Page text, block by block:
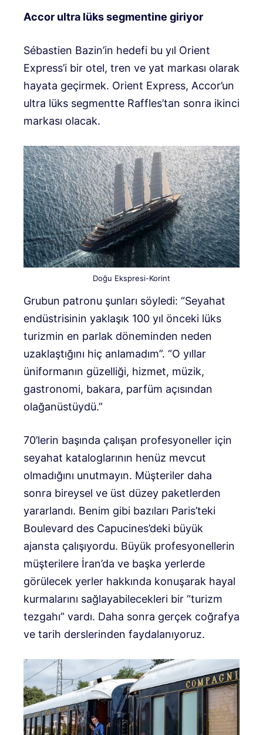
Accor ultra lüks segmentine giriyor
Sébastien Bazin’in hedefi bu yıl Orient
Express’i bir otel, tren ve yat markası olarak
hayata geçirmek. Orient Express, Accor’un
ultra lüks segmentte Raffles’tan sonra ikinci
markası olacak.
Doğu Ekspresi-Korint
Grubun patronu şunları söyledi: “Seyahat
endüstrisinin yaklaşık 100 yıl önceki lüks
turizmin en parlak döneminden neden
uzaklaştığını hiç anlamadım”. “O yıllar
üniformanın güzelliği, hizmet, müzik,
gastronomi, bakara, parfüm açısından
olağanüstüydü.”
70’lerin başında çalışan profesyoneller için
seyahat kataloglarının henüz mevcut
olmadığını unutmayın. Müşteriler daha
sonra bireysel ve üst düzey paketlerden
yararlandı. Benim gibi bazıları Paris’teki
Boulevard des Capucines’deki büyük
ajansta çalışıyordu. Büyük profesyonellerin
müşterilere İran’da ve başka yerlerde
görülecek yerler hakkında konuşarak hayal
kurmalarını sağlayabilecekleri bir “turizm
tezgahı” vardı. Daha sonra gerçek coğrafya
ve tarih derslerinden faydalanıyoruz.